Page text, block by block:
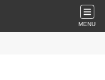
MENU